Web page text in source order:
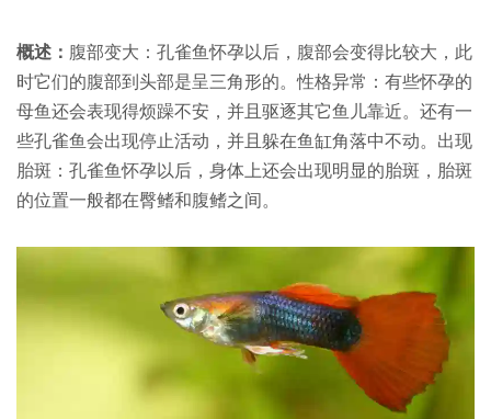
概述： 腹部变大：孔雀鱼怀孕以后，腹部会变得比较大，此
时它们的腹部到头部是呈三角形的。性格异常：有些怀孕的
母鱼还会表现得烦躁不安，并且驱逐其它鱼儿靠近。还有一
些孔雀鱼会出现停止活动，并且躲在鱼缸角落中不动。出现
胎斑：孔雀鱼怀孕以后，身体上还会出现明显的胎斑，胎斑
的位置一般都在臀鳍和腹鳍之间。